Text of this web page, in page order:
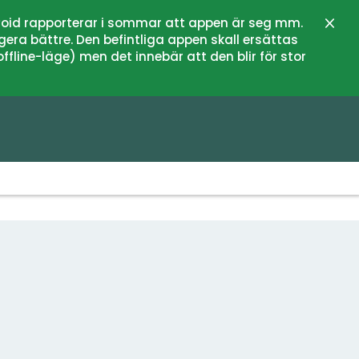
rapporterar i sommar att appen är seg mm.
bättre. Den befintliga appen skall ersättas
läge) men det innebär att den blir för stor